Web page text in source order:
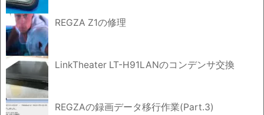
REGZA Z1の修理
LinkTheater LT-H91LANのコンデンサ交換
REGZAの録画データ移行作業(Part.3)